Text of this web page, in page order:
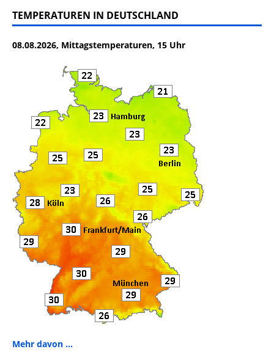
c
e
b
k
it
te
r
ai
l
le
n
TEMPERATUREN IN DEUTSCHLAND
08.08.2026, Mittagstemperaturen, 15 Uhr
Mehr davon ...